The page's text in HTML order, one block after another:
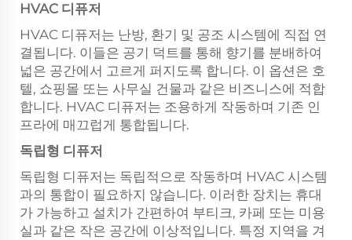
HVAC 디퓨저
HVAC 디퓨저는 난방, 환기 및 공조 시스템에 직접 연
결됩니다. 이들은 공기 덕트를 통해 향기를 분배하여
넓은 공간에서 고르게 퍼지도록 합니다. 이 옵션은 호
텔, 쇼핑몰 또는 사무실 건물과 같은 비즈니스에 적합
합니다. HVAC 디퓨저는 조용하게 작동하며 기존 인
프라에 매끄럽게 통합됩니다.
독립형 디퓨저
독립형 디퓨저는 독립적으로 작동하며 HVAC 시스템
과의 통합이 필요하지 않습니다. 이러한 장치는 휴대
가 가능하고 설치가 간편하여 부티크, 카페 또는 미용
실과 같은 작은 공간에 이상적입니다. 특정 지역을 겨